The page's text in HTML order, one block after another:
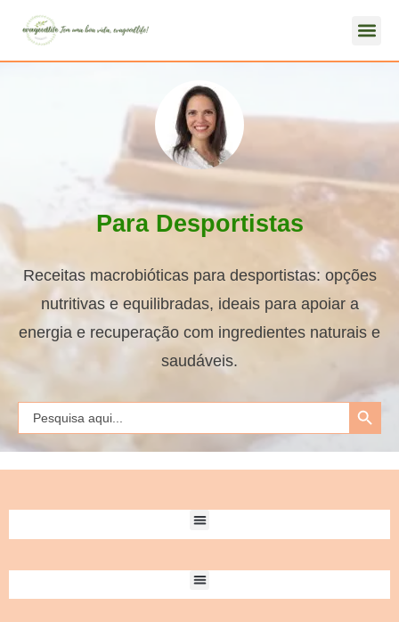
Para Desportistas
Receitas macrobióticas para desportistas: opções
nutritivas e equilibradas, ideais para apoiar a
energia e recuperação com ingredientes naturais e
saudáveis.
Search
for:
Search Button